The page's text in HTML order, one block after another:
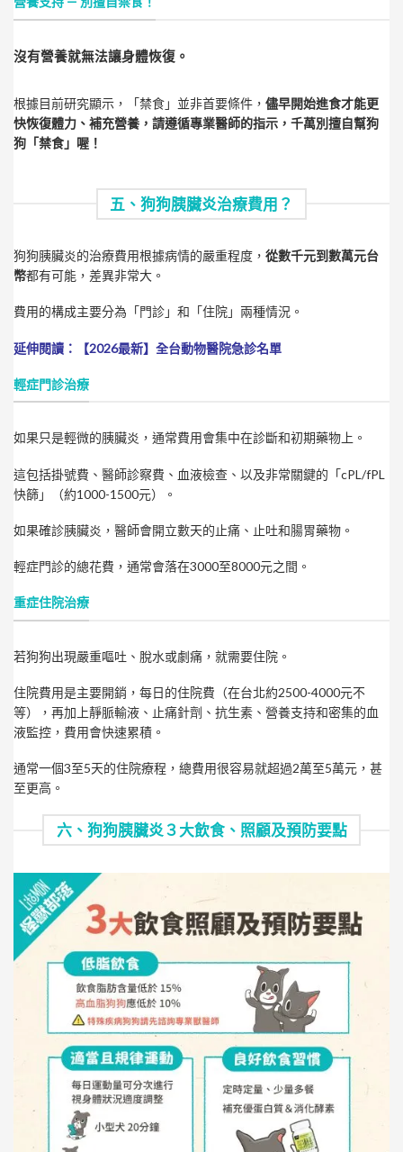
沒有營養就無法讓身體恢復。
根據目前研究顯示，「禁食」並非首要條件， 儘早開始進食才能更
快恢復體力、補充營養，請遵循專業醫師的指示，千萬別擅自幫狗
狗「禁食」喔！
五、狗狗胰臟炎治療費用？
狗狗胰臟炎的治療費用根據病情的嚴重程度， 從數千元到數萬元台
幣都有可能，差異非常大。
費用的構成主要分為「門診」和「住院」兩種情況。
延伸閱讀：【2026最新】全台動物醫院急診名單
輕症門診治療
如果只是輕微的胰臟炎，通常費用會集中在診斷和初期藥物上。
這包括掛號費、醫師診察費、血液檢查、以及非常關鍵的「cPL/fPL
快篩」（約1000-1500元）。
如果確診胰臟炎，醫師會開立數天的止痛、止吐和腸胃藥物。
輕症門診的總花費，通常會落在3000至8000元之間。
重症住院治療
若狗狗出現嚴重嘔吐、脫水或劇痛，就需要住院。
住院費用是主要開銷，每日的住院費（在台北約2500-4000元不
等），再加上靜脈輸液、止痛針劑、抗生素、營養支持和密集的血
液監控，費用會快速累積。
通常一個3至5天的住院療程，總費用很容易就超過2萬至5萬元，甚
至更高。
六、狗狗胰臟炎３大飲食、照顧及預防要點